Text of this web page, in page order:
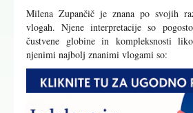
Milena Zupančič je znana po svojih
vlogah. Njene interpretacije so
čustvene globine in kompleksnosti
njenimi najbolj znanimi vlogami so: